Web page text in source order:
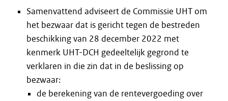
Samenvattend adviseert de Commissie UHT om
het bezwaar dat is gericht tegen de bestreden
beschikking van 28 december 2022 met
kenmerk UHT-DCH gedeeltelijk gegrond te
verklaren in die zin dat in de beslissing op
bezwaar:
de berekening van de rentevergoeding over